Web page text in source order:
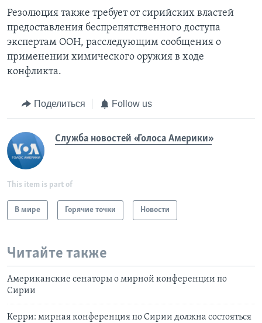
Резолюция также требует от сирийских властей
предоставления беспрепятственного доступа
экспертам ООН, расследующим сообщения о
применении химического оружия в ходе
конфликта.
Поделиться Follow us
Служба новостей «Голоса Америки»
This item is part of
В мире Горячие точки Новости
Читайте также
Американские сенаторы о мирной конференции по
Сирии
Керри: мирная конференция по Сирии должна состояться